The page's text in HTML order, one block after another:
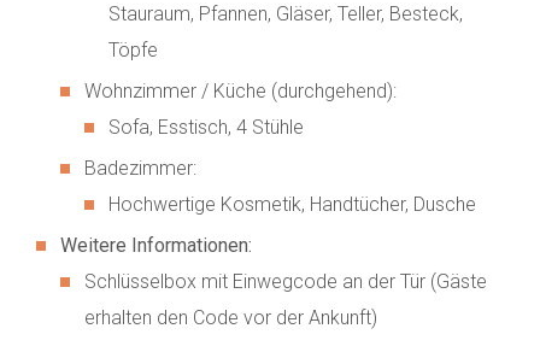
Stauraum, Pfannen, Gläser, Teller, Besteck,
Töpfe
Wohnzimmer / Küche (durchgehend):
Sofa, Esstisch, 4 Stühle
Badezimmer:
Hochwertige Kosmetik, Handtücher, Dusche
Weitere Informationen:
Schlüsselbox mit Einwegcode an der Tür (Gäste
erhalten den Code vor der Ankunft)